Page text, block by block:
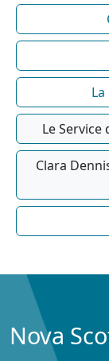
Le
Clara
Nova